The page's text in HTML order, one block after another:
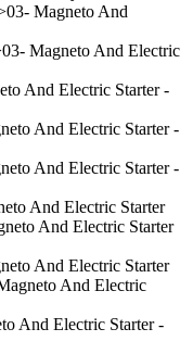
Magneto And
Magneto And Electric
And Electric Starter -
And Electric Starter -
And Electric Starter -
And Electric Starter
And Electric Starter
And Electric Starter
And Electric
And Electric Starter -